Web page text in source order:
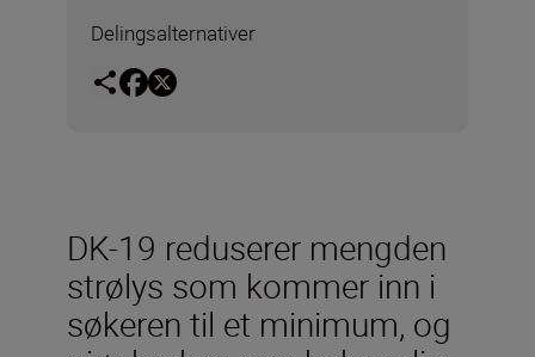
Delingsalternativer
DK-19 reduserer mengden
strølys som kommer inn i
søkeren til et minimum, og